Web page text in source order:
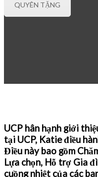
QUYÊN TẶNG
UCP hân hạnh giới
tại UCP, Katie điều
Điều này bao gồm
Lựa chọn, Hỗ trợ Gia
cuồng nhiệt của các